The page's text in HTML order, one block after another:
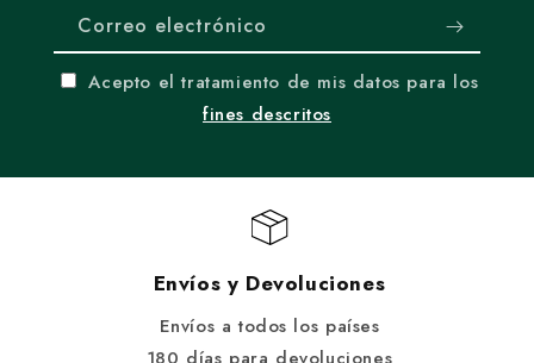
Correo electrónico
Acepto el tratamiento de mis datos para los
fines descritos
Envíos y Devoluciones
Envíos a todos los países